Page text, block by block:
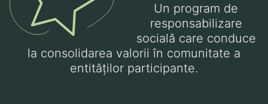
Un program de
responsabilizare
socială care conduce
la consolidarea valorii în comunitate a
entităților participante.